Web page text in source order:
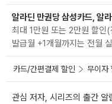
알라딘 만권당 삼성카드, 알
최대 1만원 또는 2만원 할
발급월 +1개월까지는 전월
카드/간편결제 할인 무이자
관심 저자, 시리즈의 출간 알